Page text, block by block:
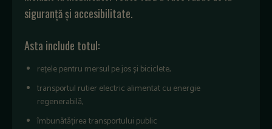
siguranță și accesibilitate.
Asta include totul:
rețele pentru mersul pe jos și biciclete,
transportul rutier electric alimentat cu energie
regenerabilă,
îmbunătățirea transportului public